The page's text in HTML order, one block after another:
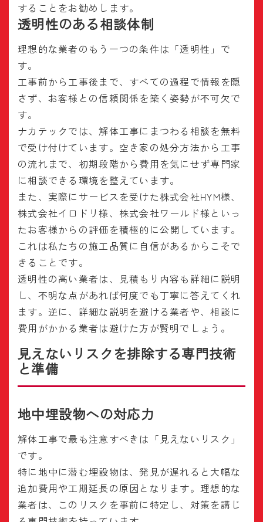
することをお勧めします。
透明性のある相談体制
理想的な業者のもう一つの条件は「透明性」で
す。
工事前から工事後まで、すべての過程で情報を隠
さず、お客様との信頼関係を築く姿勢が不可欠で
す。
ナカテックでは、解体工事にまつわる相談を無料
で受け付けています。空き家の処分方法から工事
の流れまで、初期段階から費用を気にせず専門家
に相談できる環境を整えています。
また、実際にサービスを受けた株式会社HYM様、
株式会社イロドリ様、株式会社ワールド様といっ
たお客様からの評価を積極的に公開しています。
これは私たちの施工品質に自信があるからこそで
きることです。
透明性の高い業者は、見積もり内容も詳細に説明
し、不明な点があれば何度でも丁寧に答えてくれ
ます。逆に、詳細な説明を避ける業者や、相談に
費用がかかる業者は避けた方が賢明でしょう。
見えないリスクを排除する専門技術
と準備
地中埋設物への対応力
解体工事で最も注意すべきは「見えないリスク」
です。
特に地中に潜む埋設物は、発見が遅れると大幅な
追加費用や工期延長の原因となります。理想的な
業者は、このリスクを事前に特定し、対策を講じ